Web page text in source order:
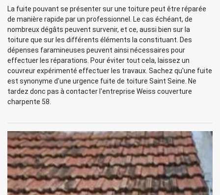
La fuite pouvant se présenter sur une toiture peut être réparée
de manière rapide par un professionnel. Le cas échéant, de
nombreux dégâts peuvent survenir, et ce, aussi bien sur la
toiture que sur les différents éléments la constituant. Des
dépenses faramineuses peuvent ainsi nécessaires pour
effectuer les réparations. Pour éviter tout cela, laissez un
couvreur expérimenté effectuer les travaux. Sachez qu'une fuite
est synonyme d'une urgence fuite de toiture Saint Seine. Ne
tardez donc pas à contacter l'entreprise Weiss couverture
charpente 58.